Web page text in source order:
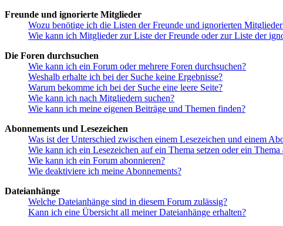
Freunde und ignorierte Mitglieder
Wozu benötige ich die Listen der Freunde und ignorierten
Wie kann ich Mitglieder zur Liste der Freunde oder zur Liste der
Die Foren durchsuchen
Wie kann ich ein Forum oder mehrere Foren durchsuchen?
Weshalb erhalte ich bei der Suche keine Ergebnisse?
Warum bekomme ich bei der Suche eine leere Seite?
Wie kann ich nach Mitgliedern suchen?
Wie kann ich meine eigenen Beiträge und Themen finden?
Abonnements und Lesezeichen
Was ist der Unterschied zwischen einem Lesezeichen und einem
Wie kann ich ein Lesezeichen auf ein Thema setzen oder ein Thema
Wie kann ich ein Forum abonnieren?
Wie deaktiviere ich meine Abonnements?
Dateianhänge
Welche Dateianhänge sind in diesem Forum zulässig?
Kann ich eine Übersicht all meiner Dateianhänge erhalten?